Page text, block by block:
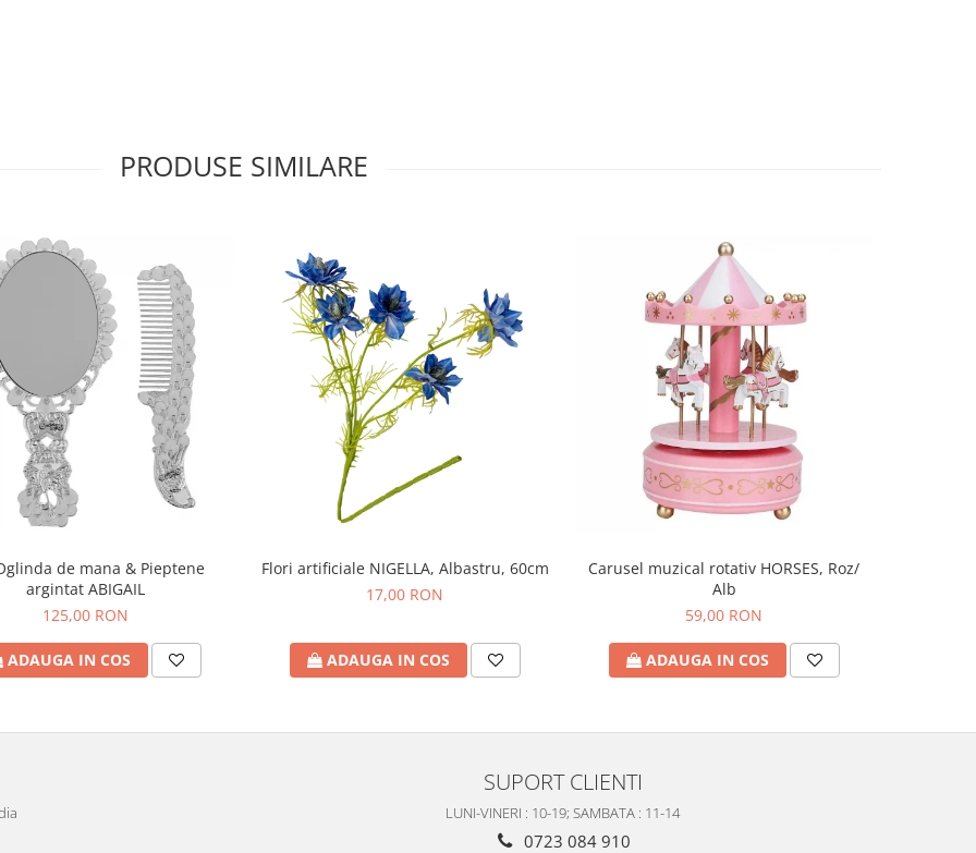
PRODUSE SIMILARE
de mana & Pieptene
argintat ABIGAIL
125,00 RON
ADAUGA IN COS
Flori artificiale NIGELLA, Albastru, 60cm
17,00 RON
ADAUGA IN COS
Carusel muzical rotativ HORSES, Roz/
Alb
59,00 RON
ADAUGA IN COS
SUPORT CLIENTI
LUNI-VINERI : 10-19; SAMBATA : 11-14
0723 084 910